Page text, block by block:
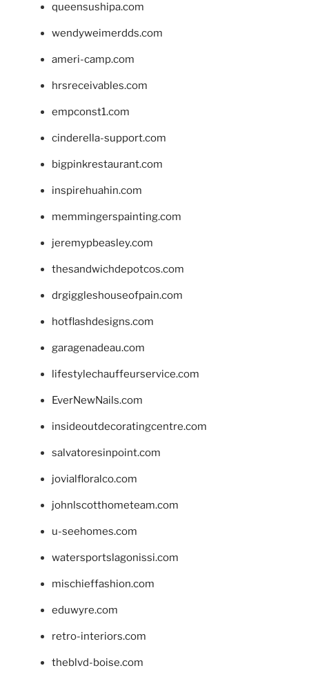
queensushipa.com
wendyweimerdds.com
ameri-camp.com
hrsreceivables.com
empconst1.com
cinderella-support.com
bigpinkrestaurant.com
inspirehuahin.com
memmingerspainting.com
jeremypbeasley.com
thesandwichdepotcos.com
drgiggleshouseofpain.com
hotflashdesigns.com
garagenadeau.com
lifestylechauffeurservice.com
EverNewNails.com
insideoutdecoratingcentre.com
salvatoresinpoint.com
jovialfloralco.com
johnlscotthometeam.com
u-seehomes.com
watersportslagonissi.com
mischieffashion.com
eduwyre.com
retro-interiors.com
theblvd-boise.com